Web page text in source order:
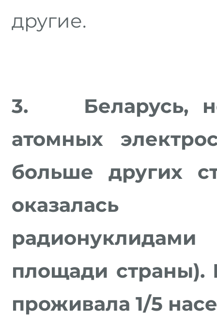
другие.
3. Беларусь,
атомных
больше других
оказалась
площади страны).
проживала 1/5